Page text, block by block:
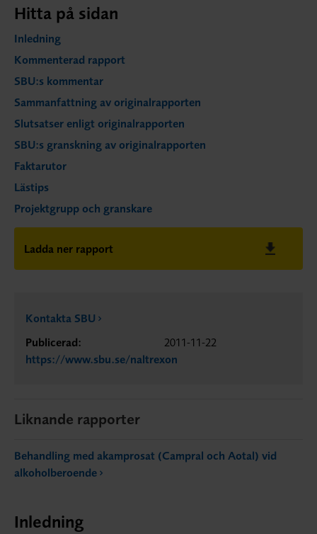
Hitta på sidan
Inledning
Kommenterad rapport
SBU:s kommentar
Sammanfattning av originalrapporten
Slutsatser enligt originalrapporten
SBU:s granskning av originalrapporten
Faktarutor
Lästips
Projektgrupp och granskare
Ladda ner rapport
Kontakta SBU
Publicerad:
2011-11-22
https://www.sbu.se/naltrexon
Liknande rapporter
Behandling med akamprosat (Campral och Aotal) vid
alkoholberoende
Inledning